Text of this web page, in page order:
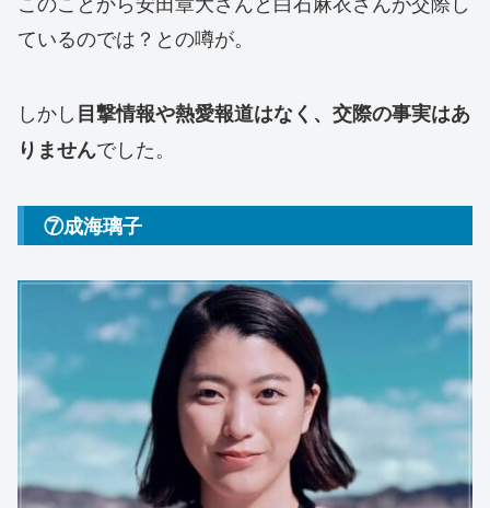
ているのでは？との噂が。
しかし目撃情報や熱愛報道はなく、交際の事実はあ
りませんでした。
⑦成海璃子